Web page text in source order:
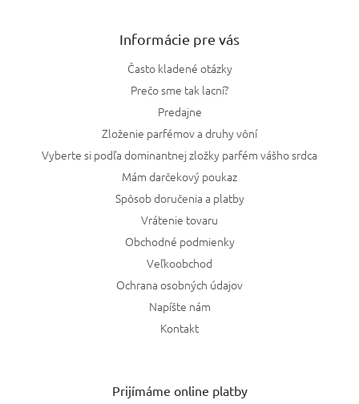
Informácie pre vás
Často kladené otázky
Prečo sme tak lacní?
Predajne
Zloženie parfémov a druhy vôní
Vyberte si podľa dominantnej zložky parfém vášho srdca
Mám darčekový poukaz
Spôsob doručenia a platby
Vrátenie tovaru
Obchodné podmienky
Veľkoobchod
Ochrana osobných údajov
Napíšte nám
Kontakt
Prijímáme online platby